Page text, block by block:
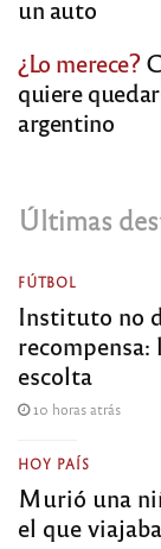
un auto
¿Lo merece?
quiere
argentino
Últimas
FÚTBOL
Instituto no
escolta
10 horas atrás
HOY PAÍS
Murió una
el que